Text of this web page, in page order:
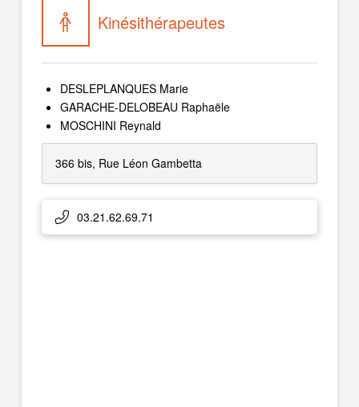
Kinésithérapeutes
DESLEPLANQUES Marie
GARACHE-DELOBEAU Raphaële
MOSCHINI Reynald
366 bis, Rue Léon Gambetta
03.21.62.69.71